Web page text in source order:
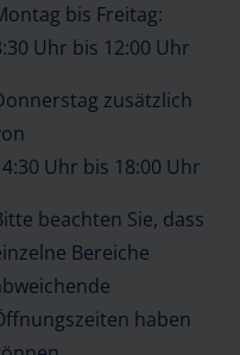
bis Freitag:
Uhr bis 12:00 Uhr
zusätzlich
Uhr bis 18:00 Uhr
beachten Sie, dass
Bereiche
haben